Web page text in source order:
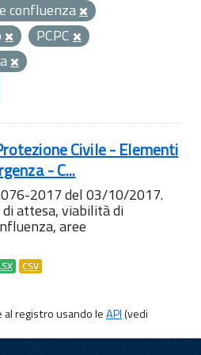
confluenza
PCPC
Civile - Elementi
- C...
2017 del 03/10/2017.
di attesa, viabilità di
aree
CSV
registro usando leAPI(vedi